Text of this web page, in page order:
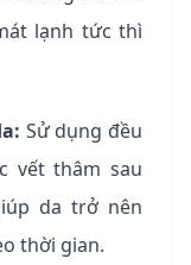
lạnh tức thì
Sử dụng đều
vết thâm sau
da trở nên
thời gian.